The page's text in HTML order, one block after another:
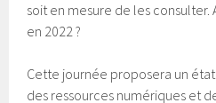
soit en mesure de les consulter.
en 2022 ?
Cette journée proposera un
des ressources numériques et